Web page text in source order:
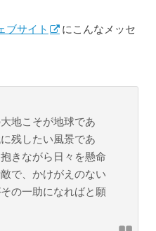
ブサイト
にこんなメッセ
地こそが地球であ
残したい風景であ
きながら日々を懸命
で、かけがえのない
の一助になればと願